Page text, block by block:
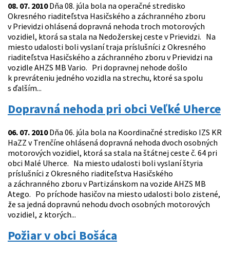
08. 07. 2010Dňa 08. júla bola na operačné stredisko
Okresného riaditeľstva Hasičského a záchranného zboru
v Prievidzi ohlásená dopravná nehoda troch motorových
vozidiel, ktorá sa stala na Nedožerskej ceste v Prievidzi. Na
miesto udalosti boli vyslaní traja príslušníci z Okresného
riaditeľstva Hasičského a záchranného zboru v Prievidzi na
vozidle AHZS MB Vario. Pri dopravnej nehode došlo
k prevráteniu jedného vozidla na strechu, ktoré sa spolu
s ďalším...
Dopravná nehoda pri obci Veľké Uherce
06. 07. 2010Dňa 06. júla bola na Koordinačné stredisko IZS KR
HaZZ v Trenčíne ohlásená dopravná nehoda dvoch osobných
motorových vozidiel, ktorá sa stala na štátnej ceste č. 64 pri
obci Malé Uherce. Na miesto udalosti boli vyslaní štyria
príslušníci z Okresného riaditeľstva Hasičského
a záchranného zboru v Partizánskom na vozide AHZS MB
Atego. Po príchode hasičov na miesto udalosti bolo zistené,
že sa jedná dopravnú nehodu dvoch osobných motorových
vozidiel, z ktorých...
Požiar v obci Bošáca